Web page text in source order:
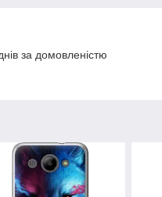
за домовленістю